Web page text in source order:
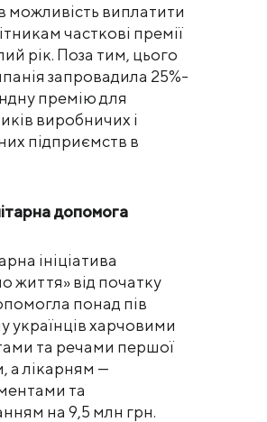
можливість виплатити
часткові премії
рік. Поза тим, цього
запровадила 25%-
премію для
виробничих і
підприємств в
допомога
ініціатива
життя» від початку
понад пів
українців харчовими
та речами першої
а лікарням —
та
на 9,5 млн грн.